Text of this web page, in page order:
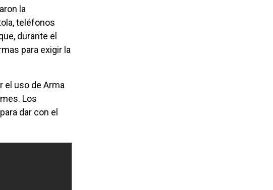
la
teléfonos
durante el
para exigir la
el uso de Arma
Los
dar con el